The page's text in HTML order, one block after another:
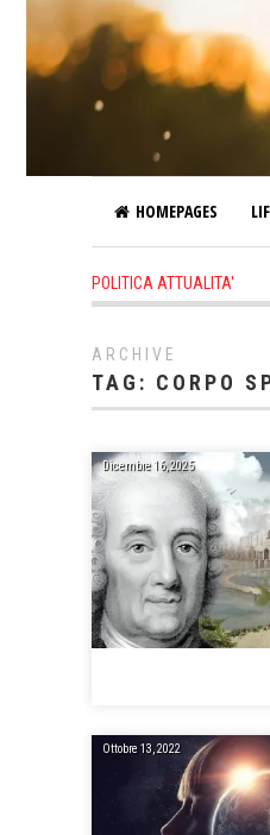
HOMEPAGES
POLITICA ATTUALITA'
14 hours ago - Altro che
ARCHIVE
TAG: CORPO
Dicembre 16, 2025
Ottobre 13, 2022